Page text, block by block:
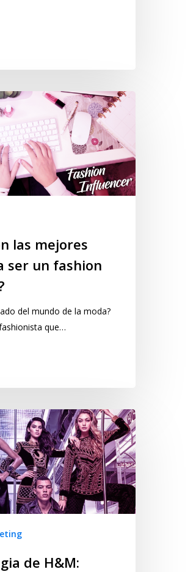
las mejores
ser un fashion
del mundo de la moda?
que…
de H&M: